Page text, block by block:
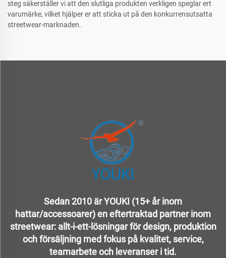
steg säkerställer vi att den slutliga produkten verkligen speglar ert
varumärke, vilket hjälper er att sticka ut på den konkurrensutsatta
streetwear-marknaden.
Sedan 2010 är YOUKI (15+ år inom
hattar/accessoarer) en eftertraktad partner inom
streetwear: allt-i-ett-lösningar för design, produktion
och försäljning med fokus på kvalitet, service,
teamarbete och leveranser i tid.